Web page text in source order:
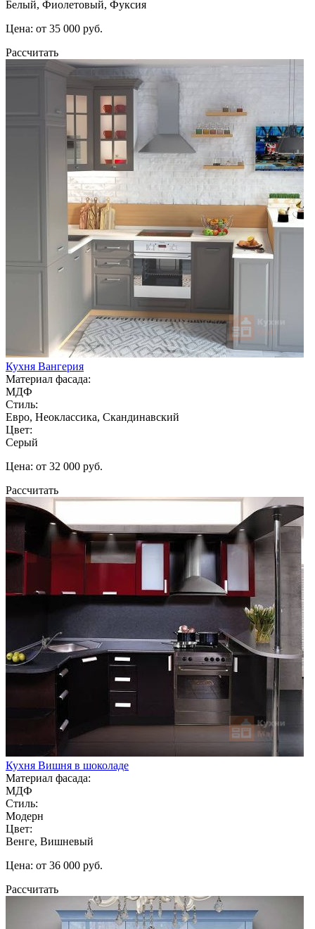
Белый, Фиолетовый, Фуксия
Цена: от 35 000 руб.
Рассчитать
Кухня Вангерия
Материал фасада:
МДФ
Стиль:
Евро, Неоклассика, Скандинавский
Цвет:
Серый
Цена: от 32 000 руб.
Рассчитать
Кухня Вишня в шоколаде
Материал фасада:
МДФ
Стиль:
Модерн
Цвет:
Венге, Вишневый
Цена: от 36 000 руб.
Рассчитать